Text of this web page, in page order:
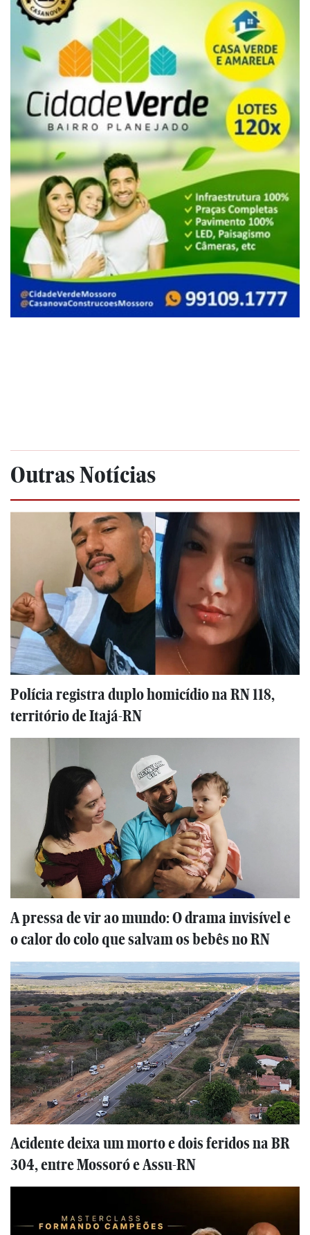
Outras Notícias
Polícia registra duplo homicídio na RN 118,
território de Itajá-RN
A pressa de vir ao mundo: O drama invisível e
o calor do colo que salvam os bebês no RN
Acidente deixa um morto e dois feridos na BR
304, entre Mossoró e Assu-RN